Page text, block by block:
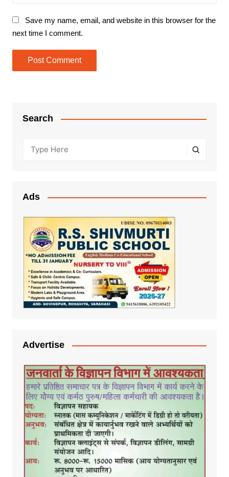
Save my name, email, and website in this browser for the
next time I comment.
Search
Ads
Advertise